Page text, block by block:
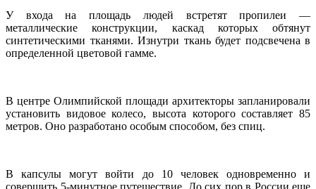
У входа на площадь людей встретят пропилеи —
металлические конструкции, каскад которых обтянут
синтетическими тканями. Изнутри ткань будет подсвечена в
определенной цветовой гамме.
В центре Олимпийской площади архитекторы запланировали
установить видовое колесо, высота которого составляет 85
метров. Оно разработано особым способом, без спиц.
В капсулы могут войти до 10 человек одновременно и
совершить 5-минутное путешествие. До сих пор в России еще